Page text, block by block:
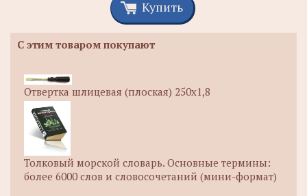
Купить
С этим товаром покупают
Отвертка шлицевая (плоская) 250х1,8
Толковый морской словарь. Основные термины:
более 6000 слов и словосочетаний (мини-формат)